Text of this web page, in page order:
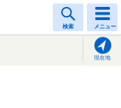
検索 メニュー
現在地